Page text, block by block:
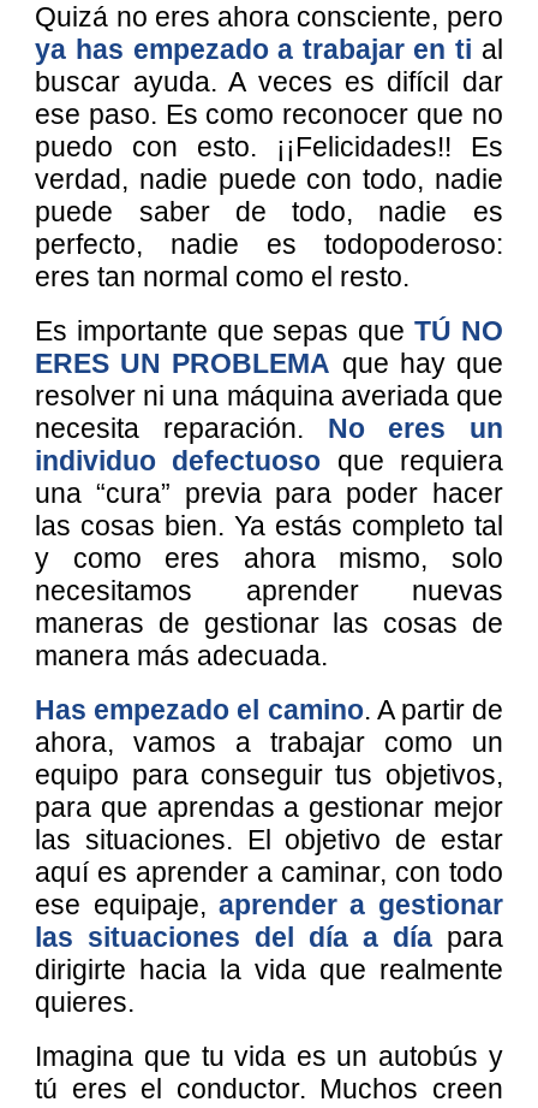
Quizá no eres ahora consciente, pero
ya has empezado a trabajar en ti al
buscar ayuda. A veces es difícil dar
ese paso. Es como reconocer que no
puedo con esto. ¡¡Felicidades!! Es
verdad, nadie puede con todo, nadie
puede saber de todo, nadie es
perfecto, nadie es todopoderoso:
eres tan normal como el resto.
Es importante que sepas que TÚ NO
ERES UN PROBLEMA que hay que
resolver ni una máquina averiada que
necesita reparación. No eres un
individuo defectuoso que requiera
una “cura” previa para poder hacer
las cosas bien. Ya estás completo tal
y como eres ahora mismo, solo
necesitamos aprender nuevas
maneras de gestionar las cosas de
manera más adecuada.
Has empezado el camino. A partir de
ahora, vamos a trabajar como un
equipo para conseguir tus objetivos,
para que aprendas a gestionar mejor
las situaciones. El objetivo de estar
aquí es aprender a caminar, con todo
ese equipaje, aprender a gestionar
las situaciones del día a día para
dirigirte hacia la vida que realmente
quieres.
Imagina que tu vida es un autobús y
tú eres el conductor. Muchos creen